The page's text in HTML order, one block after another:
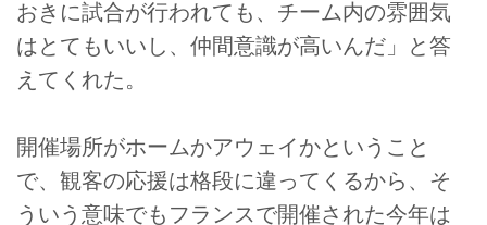
おきに試合が行われても、チーム内の雰囲気
はとてもいいし、仲間意識が高いんだ」と答
えてくれた。
開催場所がホームかアウェイかということ
で、観客の応援は格段に違ってくるから、そ
ういう意味でもフランスで開催された今年は